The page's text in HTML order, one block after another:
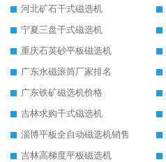
河北矿石干式磁选机
宁夏三盘干式磁选机
重庆石英砂平板磁选机
广东永磁滚筒厂家排名
广东铁矿磁选机价格
吉林求购干式磁选机
淄博平板全自动磁选机销售
吉林高梯度平板磁选机